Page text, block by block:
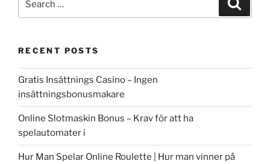
for:
RECENT POSTS
Gratis Insättnings Casino – Ingen
insättningsbonusmakare
Online Slotmaskin Bonus – Krav för att ha
spelautomater i
Hur Man Spelar Online Roulette | Hur man vinner på